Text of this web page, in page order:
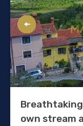
own stream